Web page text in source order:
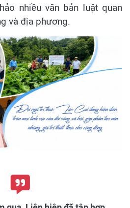
nhiều văn bản luật quan
và địa phương.